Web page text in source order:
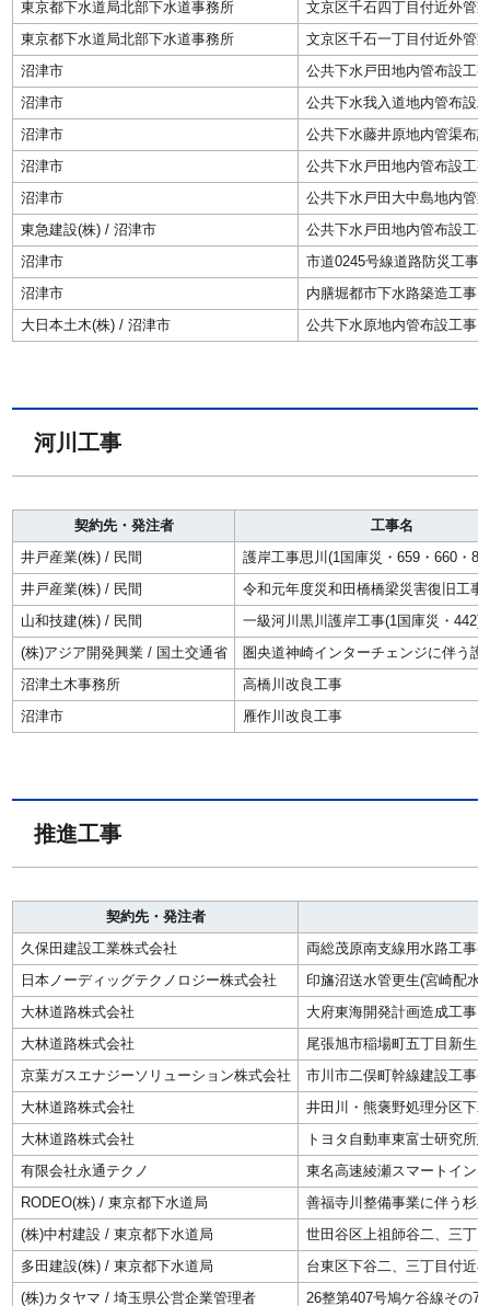
東京都下水道局北部下水道事務所
文京区千石四丁目付近外管
東京都下水道局北部下水道事務所
文京区千石一丁目付近外管
沼津市
公共下水戸田地内管布設工事
沼津市
公共下水我入道地内管布設
沼津市
公共下水藤井原地内管渠布
沼津市
公共下水戸田地内管布設工事
沼津市
公共下水戸田大中島地内管
東急建設(株) / 沼津市
公共下水戸田地内管布設工事
沼津市
市道0245号線道路防災工事
沼津市
内膳堀都市下水路築造工事
大日本土木(株) / 沼津市
公共下水原地内管布設工事
河川工事
契約先・発注者
工事名
井戸産業(株) / 民間
護岸工事思川(1国庫災・659・660・
井戸産業(株) / 民間
令和元年度災和田橋橋梁災害復旧工事
山和技建(株) / 民間
一級河川黒川護岸工事(1国庫災・442)
(株)アジア開発興業 / 国土交通省
圏央道神崎インターチェンジに伴う護
沼津土木事務所
高橋川改良工事
沼津市
雁作川改良工事
推進工事
契約先・発注者
久保田建設工業株式会社
両総茂原南支線用水路工事
日本ノーディッグテクノロジー株式会社
印旛沼送水管更生(宮崎配水
大林道路株式会社
大府東海開発計画造成工事
大林道路株式会社
尾張旭市稲場町五丁目新生
京葉ガスエナジーソリューション株式会社
市川市二俣町幹線建設工事(
大林道路株式会社
井田川・熊褒野処理分区下
大林道路株式会社
トヨタ自動車東富士研究所
有限会社永通テクノ
東名高速綾瀬スマートイン
RODEO(株) / 東京都下水道局
善福寺川整備事業に伴う杉
(株)中村建設 / 東京都下水道局
世田谷区上祖師谷二、三丁
多田建設(株) / 東京都下水道局
台東区下谷二、三丁目付近
(株)カタヤマ / 埼玉県公営企業管理者
26整第407号鳩ケ谷線その7